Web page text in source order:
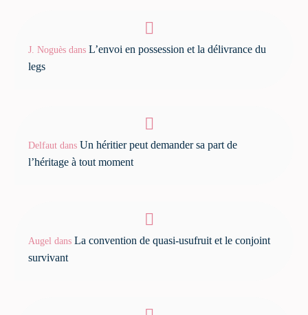
J. Noguès dans L’envoi en possession et la délivrance du
legs
Delfaut dans Un héritier peut demander sa part de
l’héritage à tout moment
Augel dans La convention de quasi-usufruit et le conjoint
survivant